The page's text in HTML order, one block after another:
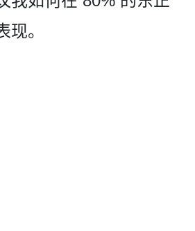
现。